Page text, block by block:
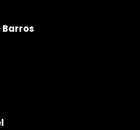
Barros